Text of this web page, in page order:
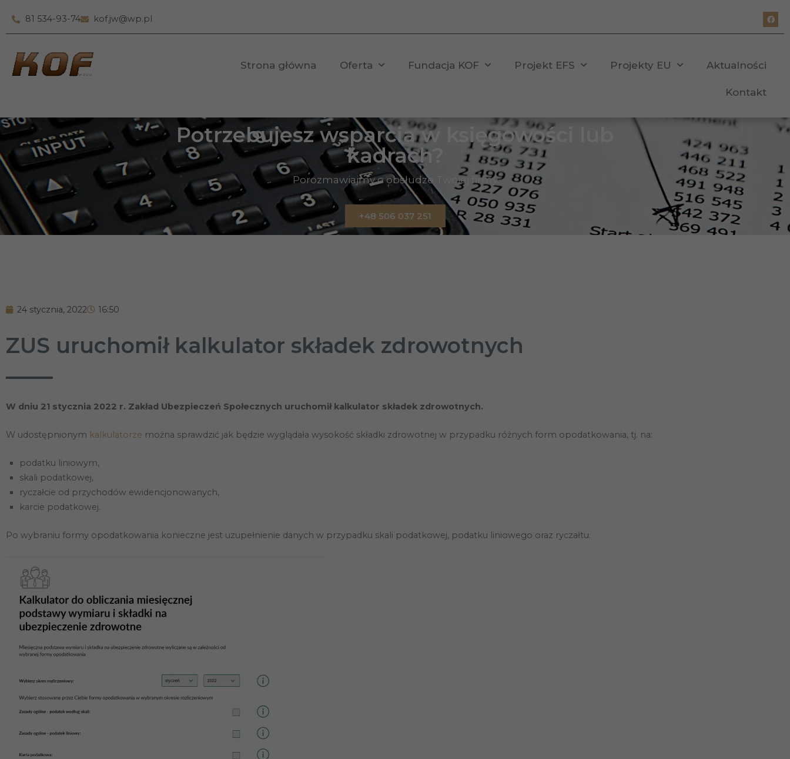
81 534-93-74 kof.jw@wp.pl
Strona główna Oferta Fundacja KOF Projekt EFS Projekty EU Aktualności
Kontakt
Potrzebujesz wsparcia w księgowości lub
kadrach?
Porozmawiajmy o obsłudze Twojej firmy
+48 506 037 251
24 stycznia, 2022 16:50
ZUS uruchomił kalkulator składek zdrowotnych
W dniu 21 stycznia 2022 r. Zakład Ubezpieczeń Społecznych uruchomił kalkulator składek zdrowotnych.
W udostępnionym kalkulatorze można sprawdzić jak będzie wyglądała wysokość składki zdrowotnej w przypadku różnych form opodatkowania, tj. na:
podatku liniowym,
skali podatkowej,
ryczałcie od przychodów ewidencjonowanych,
karcie podatkowej.
Po wybraniu formy opodatkowania konieczne jest uzupełnienie danych w przypadku skali podatkowej, podatku liniowego oraz ryczałtu.